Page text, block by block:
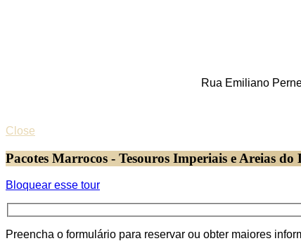
Rua Emiliano
Close
Pacotes Marrocos - Tesouros Imperiais e Areias do
Bloquear esse tour
Preencha o formulário para reservar ou obter maiores